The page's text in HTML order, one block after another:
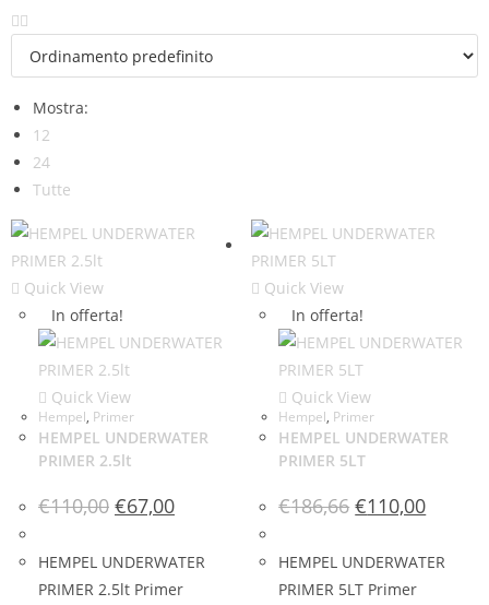
Mostra:
12
24
Tutte
Quick View
In offerta!
Quick View
Hempel, Primer
HEMPEL UNDERWATER
PRIMER 2.5lt
€110,00 €67,00
HEMPEL UNDERWATER
PRIMER 2.5lt Primer
Quick View
In offerta!
Quick View
Hempel, Primer
HEMPEL UNDERWATER
PRIMER 5LT
€186,66 €110,00
HEMPEL UNDERWATER
PRIMER 5LT Primer